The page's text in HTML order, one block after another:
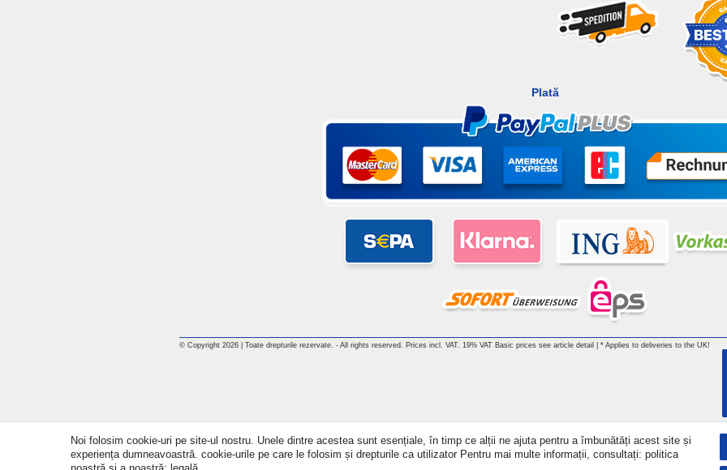
Plată
© Copyright 2026 | Toate drepturile rezervate. - All rights reserved. Prices incl. VAT. 19% VAT Basic prices see article detail | * Applies to deliveries to the UK!
Noi folosim cookie-uri pe site-ul nostru. Unele dintre acestea sunt esențiale, în timp ce alții ne ajuta pentru a îmbunătăți acest site și
experiența dumneavoastră. cookie-urile pe care le folosim și drepturile ca utilizator Pentru mai multe informații, consultați: politica